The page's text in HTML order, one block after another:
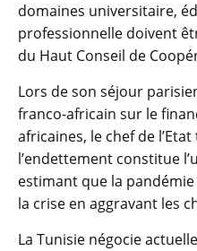
domaines universitaire,
professionnelle doivent
du Haut Conseil de
Lors de son séjour
franco-africain sur le
africaines, le chef de
l’endettement constitue
estimant que la
la crise en aggravant les
La Tunisie négocie